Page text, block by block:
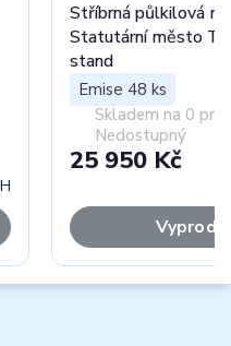
Stříbrná půlkilová
Statutární město
stand
Emise 48 ks
Skladem na 0
Nedostupný
25 950 Kč